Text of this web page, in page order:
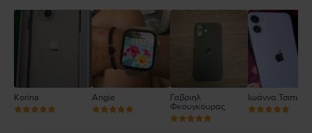
2
1
Korina Angie
Γαβριηλ
Φκουγκουρας
Ιωάννα